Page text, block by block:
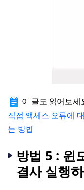
이 글도 읽어보세
직접 액세스 오류에
는 방법
방법 5 : 윈
결사 실행